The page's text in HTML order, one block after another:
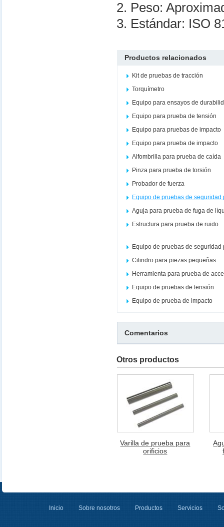
2. Peso:
3. Estándar: ISO
Productos relacionados
Kit de pruebas de tracción
Torquímetro
Equipo para ensayos de
Equipo para prueba de tensión
Equipo para pruebas de impacto
Equipo para prueba de impacto
Alfombrilla para prueba de caída
Pinza para prueba de torsión
Probador de fuerza
Equipo de pruebas de seguridad
Aguja para prueba de fuga de
Estructura para prueba de ruido
Equipo de pruebas de seguridad
Cilindro para piezas pequeñas
Herramienta para prueba de
Equipo de pruebas de tensión
Equipo de prueba de impacto
Comentarios
Otros productos
Varilla de prueba para
orificios
Inicio Sobre nosotros Productos Servicios